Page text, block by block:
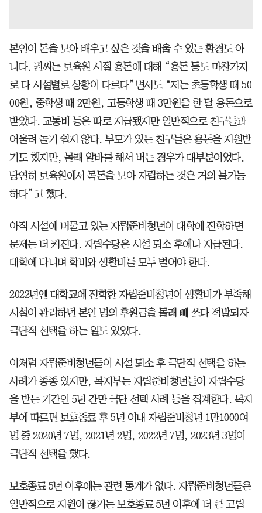
본인이 돈을 모아 배우고 싶은 것을 배울 수 있는 환경도 아
니다. 권씨는 보육원 시절 용돈에 대해 “용돈 등도 마찬가지
로 다 시설별로 상황이 다르다”면서도 “저는 초등학생 때 50
00원, 중학생 때 2만원, 고등학생 때 3만원을 한 달 용돈으로
받았다. 교통비 등은 따로 지급됐지만 일반적으로 친구들과
어울려 놀기 쉽지 않다. 부모가 있는 친구들은 용돈을 지원받
기도 했지만, 몰래 알바를 해서 버는 경우가 대부분이었다.
당연히 보육원에서 목돈을 모아 자립하는 것은 거의 불가능
하다”고 했다.
아직 시설에 머물고 있는 자립준비청년이 대학에 진학하면
문제는 더 커진다. 자립수당은 시설 퇴소 후에나 지급된다.
대학에 다니며 학비와 생활비를 모두 벌어야 한다.
2022년엔 대학교에 진학한 자립준비청년이 생활비가 부족해
시설이 관리하던 본인 명의 후원금을 몰래 빼 쓰다 적발되자
극단적 선택을 하는 일도 있었다.
이처럼 자립준비청년들이 시설 퇴소 후 극단적 선택을 하는
사례가 종종 있지만, 복지부는 자립준비청년들이 자립수당
을 받는 기간인 5년 간만 극단 선택 사례 등을 집계한다. 복지
부에 따르면 보호종료 후 5년 이내 자립준비청년 1만1000여
명 중 2020년 7명, 2021년 2명, 2022년 7명, 2023년 3명이
극단적 선택을 했다.
보호종료 5년 이후에는 관련 통계가 없다. 자립준비청년들은
일반적으로 지원이 끊기는 보호종료 5년 이후에 더 큰 고립